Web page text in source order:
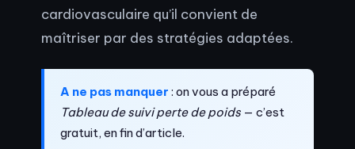
cardiovasculaire qu’il convient de
maîtriser par des stratégies adaptées.
A ne pas manquer : on vous a préparé
Tableau de suivi perte de poids — c’est
gratuit, en fin d’article.